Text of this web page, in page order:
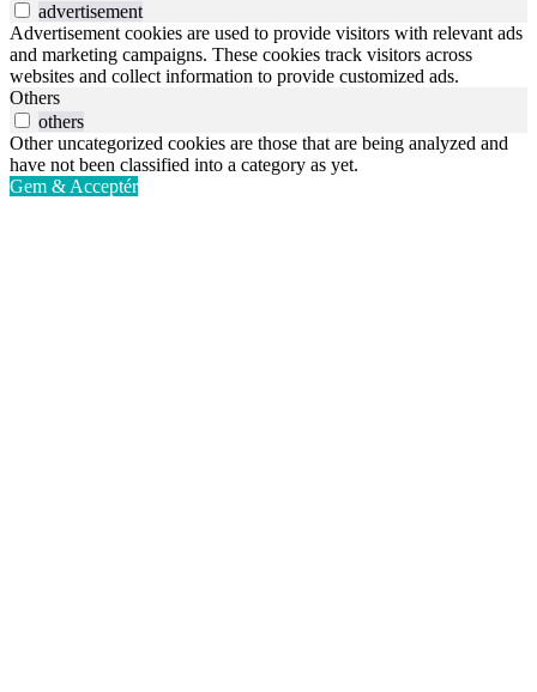
advertisement
Advertisement cookies are used to provide visitors with relevant ads
and marketing campaigns. These cookies track visitors across
websites and collect information to provide customized ads.
Others
others
Other uncategorized cookies are those that are being analyzed and
have not been classified into a category as yet.
Gem & Acceptér